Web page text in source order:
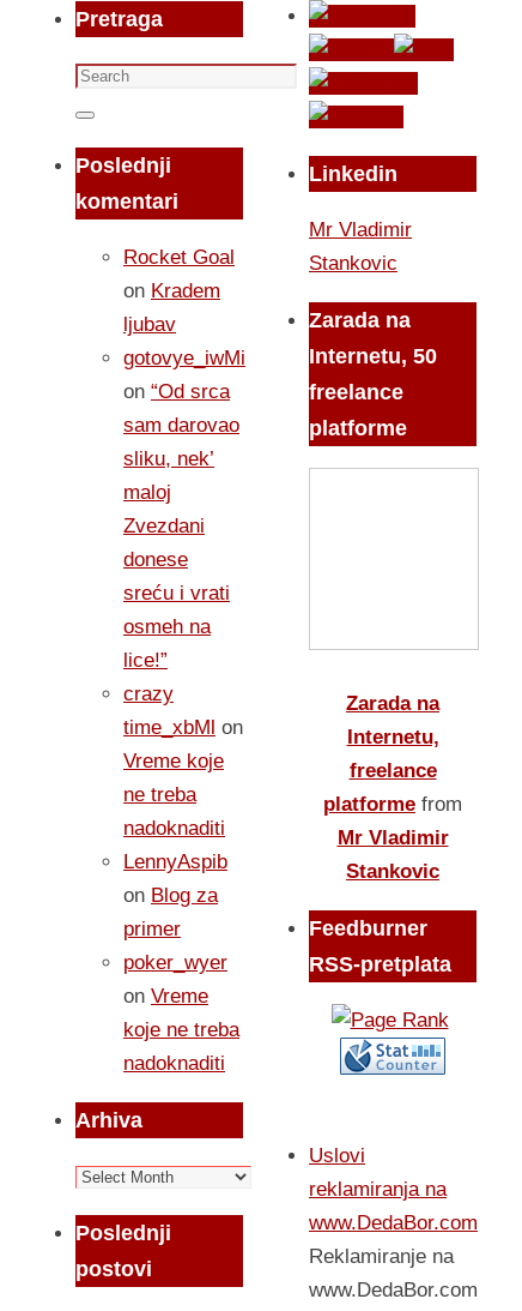
Pretraga
Search
for:
Search
Poslednji
komentari
Rocket Goal
on Kradem
ljubav
gotovye_iwMi
on “Od srca
sam darovao
sliku, nek’
maloj
Zvezdani
donese
sreću i vrati
osmeh na
lice!”
crazy
time_xbMl on
Vreme koje
ne treba
nadoknaditi
LennyAspib
on Blog za
primer
poker_wyer
on Vreme
koje ne treba
nadoknaditi
Arhiva
Arhiva
Poslednji
postovi
Linkedin
Mr Vladimir
Stankovic
Zarada na
Internetu, 50
freelance
platforme
Zarada na
Internetu,
freelance
platforme from
Mr Vladimir
Stankovic
Feedburner
RSS-pretplata
Uslovi
reklamiranja na
www.DedaBor.com
Reklamiranje na
www.DedaBor.com